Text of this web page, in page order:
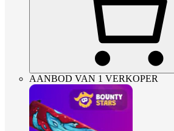
AANBOD VAN 1 VERKOPER